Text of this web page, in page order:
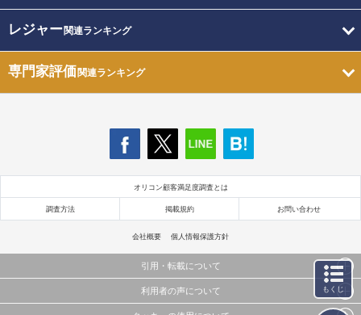
レジャー関連ランキング
専門家評価関連ランキング
オリコン顧客満足度調査とは
調査方法 掲載規約 お問い合わせ
会社概要 個人情報保護方針
引用・転載について
当サイトで公開されている情報（文字、写真、イラスト、画像データ等）及びこれらの配置・
利用者の声について もくじ